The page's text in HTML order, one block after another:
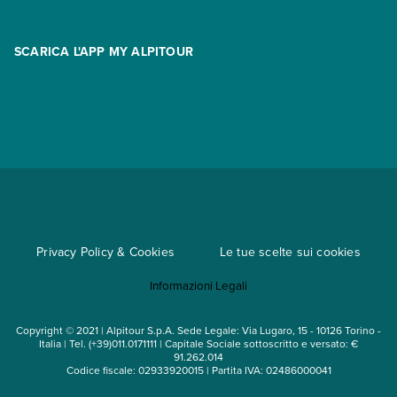
Assicurazioni
Condizioni generali di contratto
Mappa del sito
SCARICA L'APP MY ALPITOUR
Privacy Policy & Cookies Le tue scelte sui cookies
Informazioni Legali
Copyright © 2021 | Alpitour S.p.A. Sede Legale: Via Lugaro, 15 - 10126 Torino -
Italia | Tel. (+39)011.0171111 | Capitale Sociale sottoscritto e versato: €
91.262.014
Codice fiscale: 02933920015 | Partita IVA: 02486000041